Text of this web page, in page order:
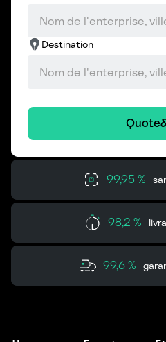
Destination
99,95 %
98,2 %
99,6 %